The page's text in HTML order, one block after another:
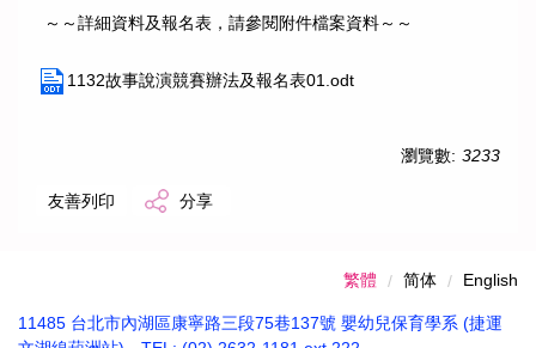
～～詳細資料及報名表，請參閱附件檔案資料～～
1132故事說演競賽辦法及報名表01.odt
瀏覽數: 3233
友善列印 分享
繁體 简体 English
11485 台北市內湖區康寧路三段75巷137號 嬰幼兒保育學系 (捷運